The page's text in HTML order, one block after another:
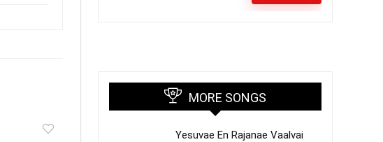
MORE SONGS
Yesuvae En Rajanae Vaalvai